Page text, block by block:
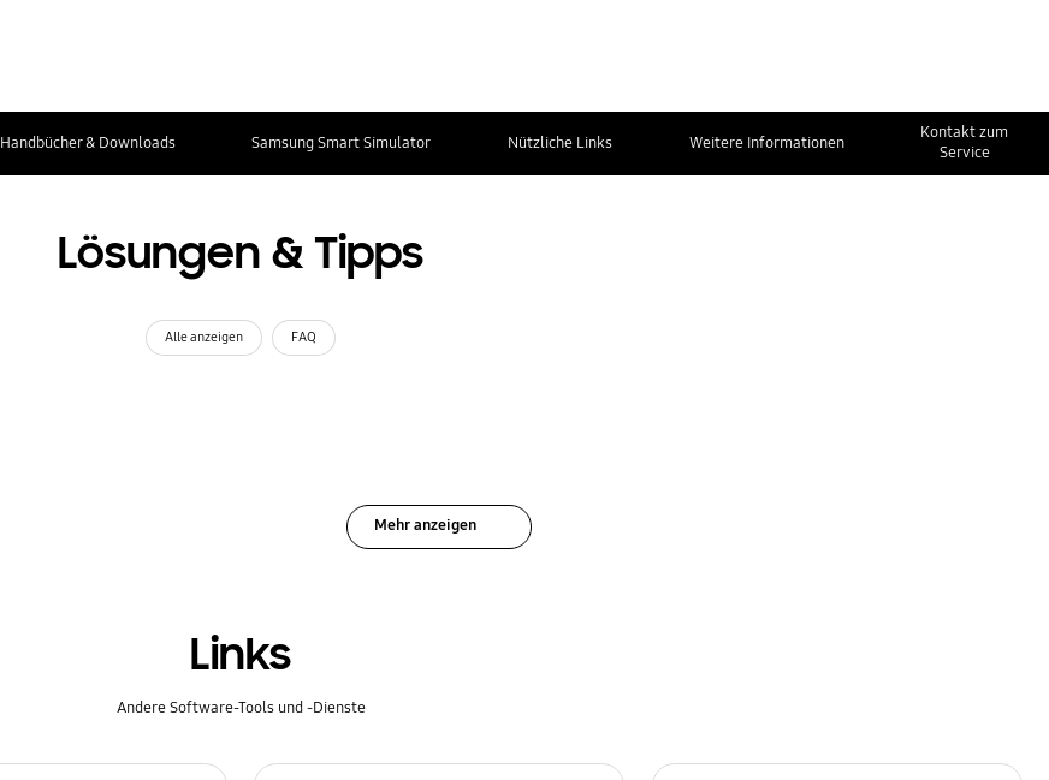
Handbücher & Downloads Samsung Smart Simulator Nützliche Links Weitere Informationen
Kontakt zum
Service
Lösungen & Tipps
Alle anzeigen FAQ
Mehr anzeigen
Links
Andere Software-Tools und -Dienste